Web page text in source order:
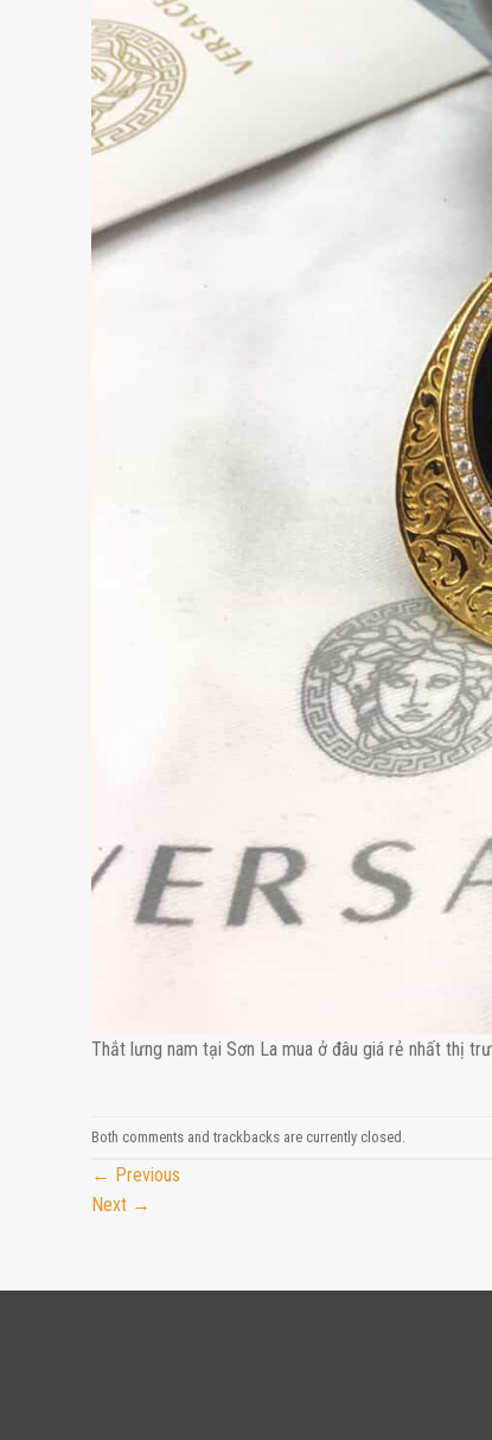
Thắt lưng nam tại Sơn La mua ở đâu giá rẻ nhất thị
Both comments and trackbacks are currently closed.
← Previous
Next →